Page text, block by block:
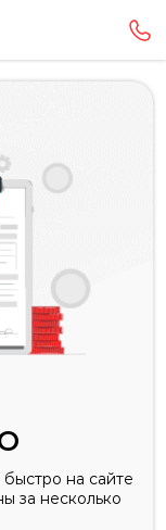
быстро на сайте
за несколько